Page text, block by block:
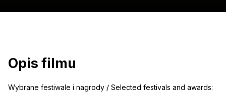
Opis filmu
Wybrane festiwale i nagrody / Selected festivals and awards: